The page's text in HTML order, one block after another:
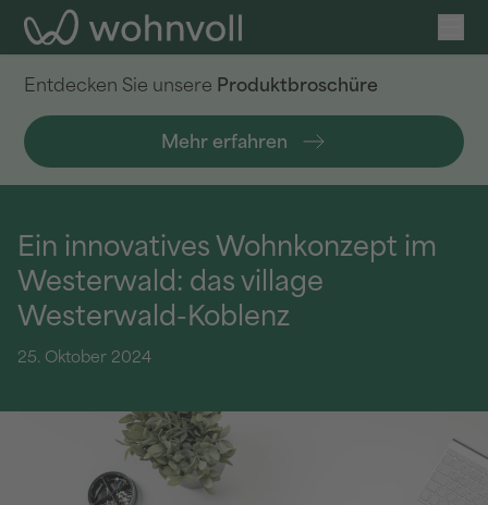
wohnvoll
Entdecken Sie unsere Produktbroschüre
Mehr erfahren
Ein innovatives Wohnkonzept im
Westerwald: das village
Westerwald-Koblenz
25. Oktober 2024